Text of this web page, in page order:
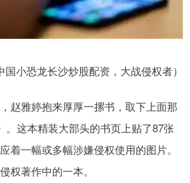
国小恐龙长沙炒股配资，大战侵权者）
赵雅婷抱来厚厚一摞书，取下上面那
。这本精装大部头的书页上贴了87张
着一幅或多幅涉嫌侵权使用的图片。
权著作中的一本。